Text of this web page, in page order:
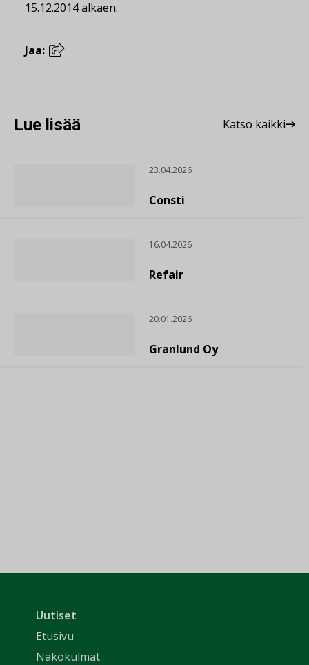
15.12.2014 alkaen.
Jaa:
Lue lisää Katso kaikki
23.04.2026
Consti
16.04.2026
Refair
20.01.2026
Granlund Oy
Uutiset
Etusivu
Näkökulmat